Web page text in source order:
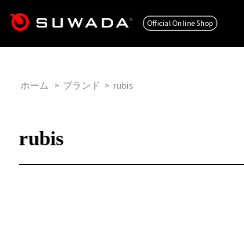
Official Online Shop
ホーム > ブランド > rubis
rubis